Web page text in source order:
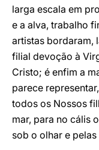
larga escala em
e a alva, trabalho
artistas bordaram,
filial devoção à
Cristo; é enfim a
parece
todos os Nossos
mar, para no cális
sob o olhar e